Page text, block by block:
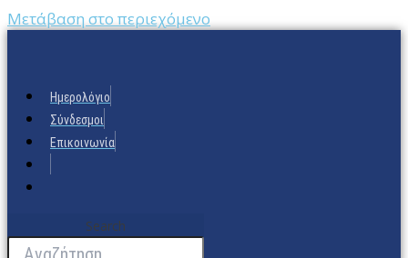
Μετάβαση στο περιεχόμενο
Ημερολόγιο
Σύνδεσμοι
Επικοινωνία
Search